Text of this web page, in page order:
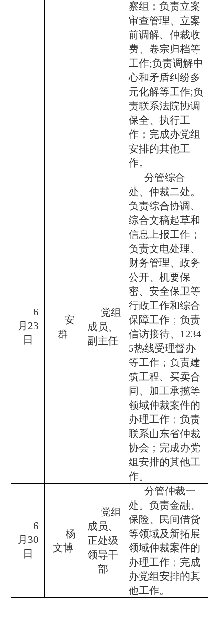
察组；负责立案
审查管理、立案
前调解、仲裁收
费、卷宗归档等
工作;负责调解中
心和矛盾纠纷多
元化解等工作;负
责联系法院协调
保全、执行工
作；完成办党组
安排的其他工
作。
6
月23
日
安
群
党组
成员、
副主任
分管综合
处、仲裁二处。
负责综合协调、
综合文稿起草和
信息上报工作；
负责文电处理、
财务管理、政务
公开、机要保
密、安全保卫等
行政工作和综合
保障工作；负责
信访接待、1234
5热线受理督办
等工作；负责建
筑工程、买卖合
同、加工承揽等
领域仲裁案件的
办理工作；负责
联系山东省仲裁
协会；完成办党
组安排的其他工
作。
6
月30
日
杨
文博
党组
成员、
正处级
领导干
部
分管仲裁一
处。负责金融、
保险、民间借贷
等领域及新拓展
领域仲裁案件的
办理工作；完成
办党组安排的其
他工作。